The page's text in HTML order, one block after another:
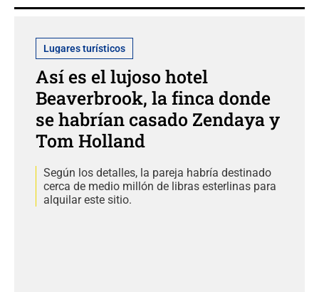
Lugares turísticos
Así es el lujoso hotel
Beaverbrook, la finca donde
se habrían casado Zendaya y
Tom Holland
Según los detalles, la pareja habría destinado
cerca de medio millón de libras esterlinas para
alquilar este sitio.